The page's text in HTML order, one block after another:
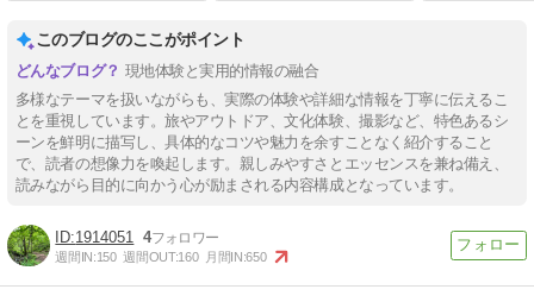
このブログのここがポイント
現地体験と実用的情報の融合
多様なテーマを扱いながらも、実際の体験や詳細な情報を丁寧に伝えるこ
とを重視しています。旅やアウトドア、文化体験、撮影など、特色あるシ
ーンを鮮明に描写し、具体的なコツや魅力を余すことなく紹介すること
で、読者の想像力を喚起します。親しみやすさとエッセンスを兼ね備え、
読みながら目的に向かう心が励まされる内容構成となっています。
1914051 4
週間IN:150 週間OUT:160 月間IN:650